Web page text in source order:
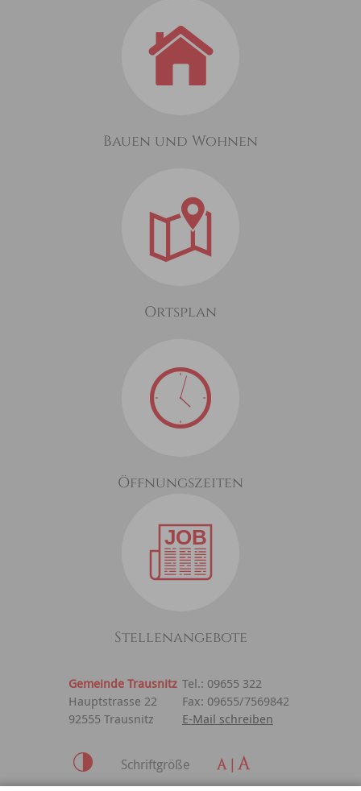
Bauen und Wohnen
Ortsplan
Öffnungszeiten
Stellenangebote
Gemeinde Trausnitz Tel.: 09655 322
Hauptstrasse 22
Fax: 09655/7569842
92555 Trausnitz
E-Mail schreiben
Schriftgröße